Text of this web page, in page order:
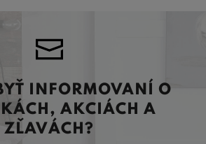
INFORMOVANÍ O
AKCIÁCH A
ZĽAVÁCH?